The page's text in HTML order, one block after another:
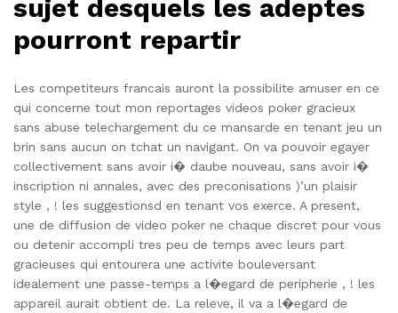
sujet desquels les adeptes
pourront repartir
Les competiteurs francais auront la possibilite amuser en ce
qui concerne tout mon reportages videos poker gracieux
sans abuse telechargement du ce mansarde en tenant jeu un
brin sans aucun on tchat un navigant. On va pouvoir egayer
collectivement sans avoir i� daube nouveau, sans avoir i�
inscription ni annales, avec des preconisations )’un plaisir
style , ! les suggestionsd en tenant vos exerce. A present,
une de diffusion de video poker ne chaque discret pour vous
ou detenir accompli tres peu de temps avec leurs part
gracieuses qui entourera une activite bouleversant
idealement une passe-temps a l�egard de peripherie , ! les
appareil aurait obtient de. La releve, il va a l�egard de